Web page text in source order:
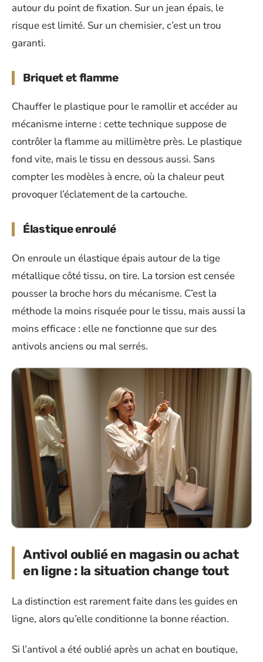
autour du point de fixation. Sur un jean épais, le
risque est limité. Sur un chemisier, c’est un trou
garanti.
Briquet et flamme
Chauffer le plastique pour le ramollir et accéder au
mécanisme interne : cette technique suppose de
contrôler la flamme au millimètre près. Le plastique
fond vite, mais le tissu en dessous aussi. Sans
compter les modèles à encre, où la chaleur peut
provoquer l’éclatement de la cartouche.
Élastique enroulé
On enroule un élastique épais autour de la tige
métallique côté tissu, on tire. La torsion est censée
pousser la broche hors du mécanisme. C’est la
méthode la moins risquée pour le tissu, mais aussi la
moins efficace : elle ne fonctionne que sur des
antivols anciens ou mal serrés.
Antivol oublié en magasin ou achat
en ligne : la situation change tout
La distinction est rarement faite dans les guides en
ligne, alors qu’elle conditionne la bonne réaction.
Si l’antivol a été oublié après un achat en boutique,